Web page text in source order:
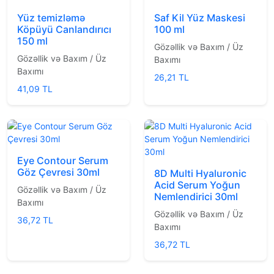
Yüz temizləmə
Köpüyü Canlandırıcı
150 ml
Gözəllik və Baxım / Üz
Baxımı
41,09 TL
Saf Kil Yüz Maskesi
100 ml
Gözəllik və Baxım / Üz
Baxımı
26,21 TL
Eye Contour Serum
Göz Çevresi 30ml
Gözəllik və Baxım / Üz
Baxımı
36,72 TL
8D Multi Hyaluronic
Acid Serum Yoğun
Nemlendirici 30ml
Gözəllik və Baxım / Üz
Baxımı
36,72 TL